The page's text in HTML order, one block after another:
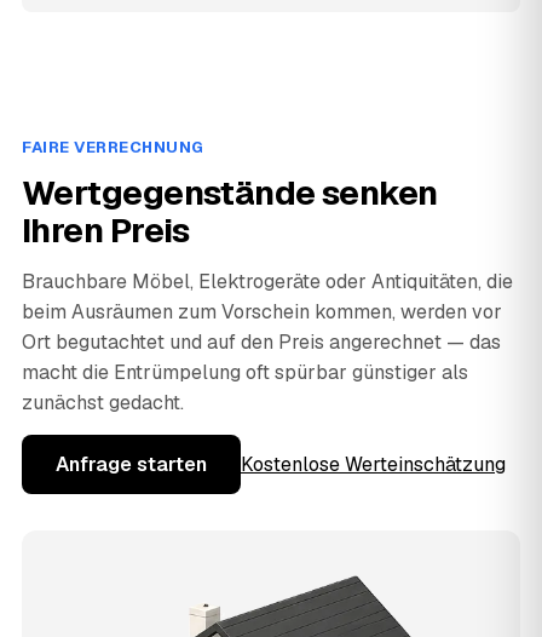
FAIRE VERRECHNUNG
Wertgegenstände senken
Ihren Preis
Brauchbare Möbel, Elektrogeräte oder Antiquitäten, die
beim Ausräumen zum Vorschein kommen, werden vor
Ort begutachtet und auf den Preis angerechnet — das
macht die Entrümpelung oft spürbar günstiger als
zunächst gedacht.
Anfrage starten Kostenlose Werteinschätzung